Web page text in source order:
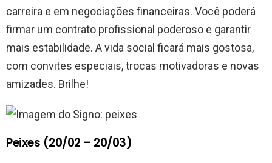
carreira e em negociações financeiras. Você poderá
firmar um contrato profissional poderoso e garantir
mais estabilidade. A vida social ficará mais gostosa,
com convites especiais, trocas motivadoras e novas
amizades. Brilhe!
Peixes (20/02 – 20/03)